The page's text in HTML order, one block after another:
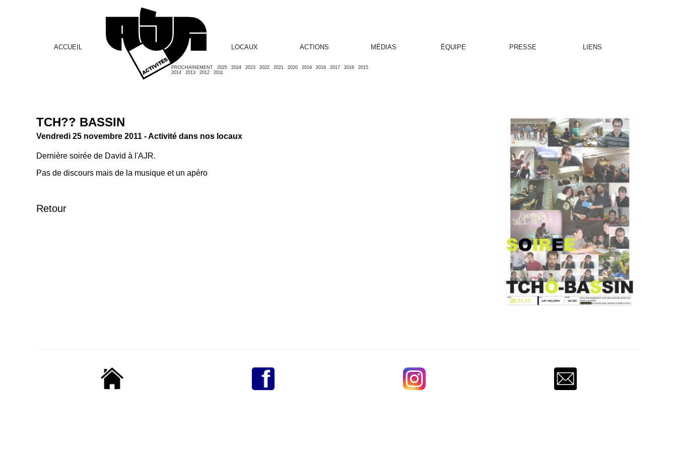
ACCUEIL
PROCHAINEMENT 2025 2024 2023 2022 2021 2020 2019 2018 2017 2016
2015
2014
2013 2012 2011
LOCAUX ACTIONS MÉDIAS ÉQUIPE PRESSE LIENS
TCH?? BASSIN
Vendredi 25 novembre 2011 - Activité dans nos locaux
Dernière soirée de David à l'AJR.
Pas de discours mais de la musique et un apéro
Retour